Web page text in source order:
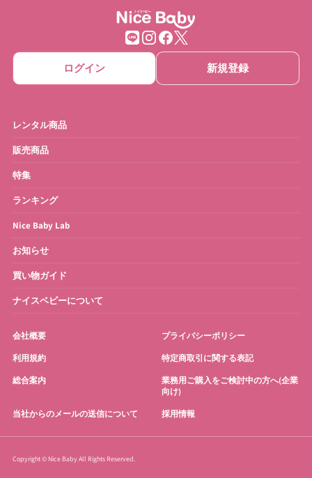
抱っこひも
ベビーサークル
ベビーバス
お宮参り・お祝い衣装
ログイン 新規登録
レンタル商品
販売商品
特集
ランキング
Nice Baby Lab
お知らせ
買い物ガイド
ナイスベビーについて
会社概要 プライバシーポリシー
利用規約 特定商取引に関する表記
総合案内
業務用ご購入をご検討中の方へ(企業
向け)
当社からのメールの送信について 採用情報
Copyright © Nice Baby All Rights Reserved.